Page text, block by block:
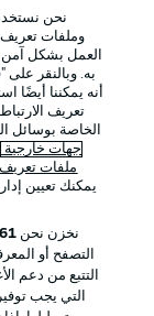
الإعلانات
شروط
جهة النشر
نحن
وملفات تعريف
العمل بشكل
به. وبالنقر
أنه يمكننا أيضًا
تعريف
الخاصة بوسائل
جهات خارجية
ملفات تعريف
يمكنك تعيين
نخزن نحن 61
التصفح أو
التتبع من دعم
التي يجب